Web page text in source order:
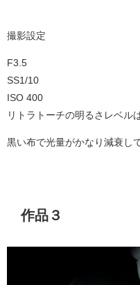
撮影設定
F3.5
SS1/10
ISO 400
リトラトーチの明るさレベル
黒い布で光量がかなり減衰し
作品３